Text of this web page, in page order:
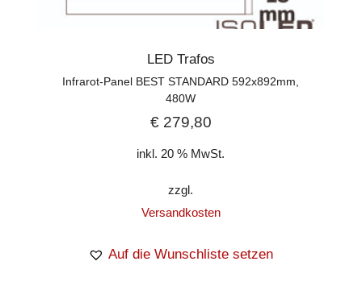
LED Trafos
Infrarot-Panel BEST STANDARD 592x892mm,
480W
€279,80
inkl. 20 % MwSt.
zzgl.
Versandkosten
Auf die Wunschliste setzen